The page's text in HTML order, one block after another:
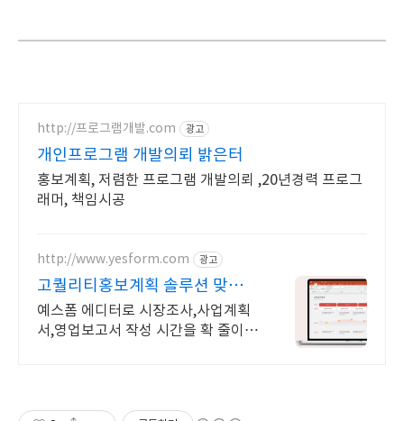
http://프로그램개발.com 광고
개인프로그램 개발의뢰 밝은터
홍보계획, 저렴한 프로그램 개발의뢰 ,20년경력 프로그
래머, 책임시공
http://www.yesform.com 광고
고퀄리티홍보계획 솔루션 맞춤
프롬프트 제공
예스폼 에디터로 시장조사,사업계획
서,영업보고서 작성 시간을 확 줄이세